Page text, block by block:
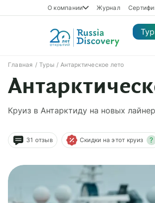
О компании Журнал
Каталог туров
Каталог туров
Регионы Виды
Главная Туры Антарктическое лето
Круиз в Антарктиду на новых
31 отзыв Скидки на этот круиз ?